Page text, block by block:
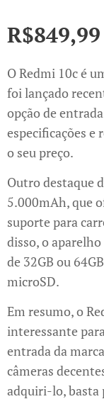
R$849,99
O Redmi 10c é
foi lançado
opção de
especificações e
o seu preço.
Outro destaque
5.000mAh, que
suporte para
disso, o
de 32GB ou
microSD.
Em resumo, o
interessante
entrada da
câmeras
adquiri-lo, basta